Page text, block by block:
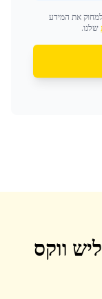
את המידע
שלנו.
ווקס